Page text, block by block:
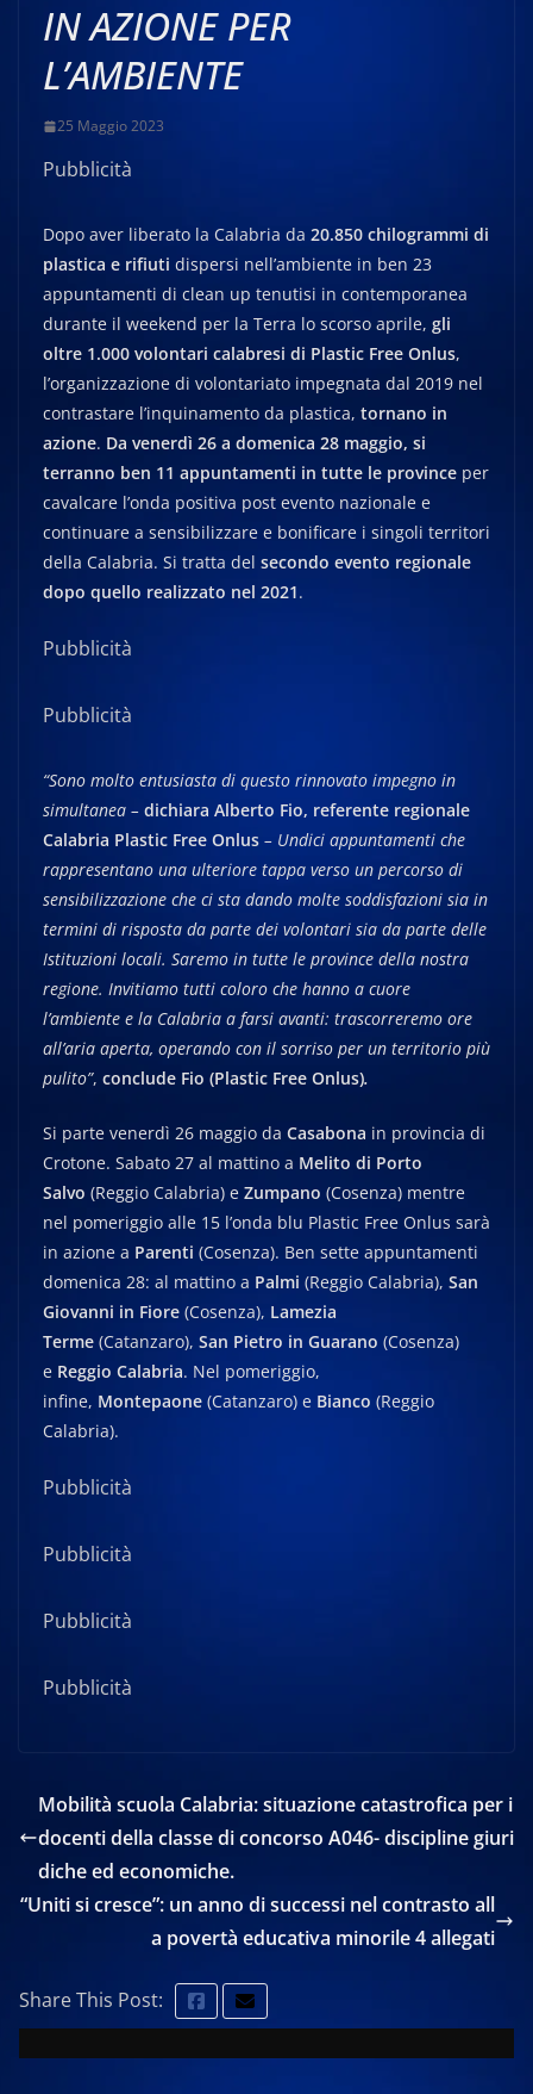
IN AZIONE PER
L’AMBIENTE
25 Maggio 2023
Pubblicità
Dopo aver liberato la Calabria da 20.850 chilogrammi di
plastica e rifiuti dispersi nell’ambiente in ben 23
appuntamenti di clean up tenutisi in contemporanea
durante il weekend per la Terra lo scorso aprile, gli
oltre 1.000 volontari calabresi di Plastic Free Onlus,
l’organizzazione di volontariato impegnata dal 2019 nel
contrastare l’inquinamento da plastica, tornano in
azione. Da venerdì 26 a domenica 28 maggio, si
terranno ben 11 appuntamenti in tutte le province per
cavalcare l’onda positiva post evento nazionale e
continuare a sensibilizzare e bonificare i singoli territori
della Calabria. Si tratta del secondo evento regionale
dopo quello realizzato nel 2021.
Pubblicità
Pubblicità
“Sono molto entusiasta di questo rinnovato impegno in
simultanea – dichiara Alberto Fio, referente regionale
Calabria Plastic Free Onlus – Undici appuntamenti che
rappresentano una ulteriore tappa verso un percorso di
sensibilizzazione che ci sta dando molte soddisfazioni sia in
termini di risposta da parte dei volontari sia da parte delle
Istituzioni locali. Saremo in tutte le province della nostra
regione. Invitiamo tutti coloro che hanno a cuore
l’ambiente e la Calabria a farsi avanti: trascorreremo ore
all’aria aperta, operando con il sorriso per un territorio più
pulito”, conclude Fio (Plastic Free Onlus).
Si parte venerdì 26 maggio da Casabona in provincia di
Crotone. Sabato 27 al mattino a Melito di Porto
Salvo (Reggio Calabria) e Zumpano (Cosenza) mentre
nel pomeriggio alle 15 l’onda blu Plastic Free Onlus sarà
in azione a Parenti (Cosenza). Ben sette appuntamenti
domenica 28: al mattino a Palmi (Reggio Calabria), San
Giovanni in Fiore (Cosenza), Lamezia
Terme (Catanzaro), San Pietro in Guarano (Cosenza)
e Reggio Calabria. Nel pomeriggio,
infine, Montepaone (Catanzaro) e Bianco (Reggio
Calabria).
Pubblicità
Pubblicità
Pubblicità
Pubblicità
Mobilità scuola Calabria: situazione catastrofica per i
docenti della classe di concorso A046- discipline giuri
diche ed economiche.
“Uniti si cresce”: un anno di successi nel contrasto all
a povertà educativa minorile 4 allegati
Share This Post: